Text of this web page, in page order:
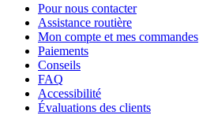
Pour nous contacter
Assistance routière
Mon compte et mes commandes
Paiements
Conseils
FAQ
Accessibilité
Évaluations des clients